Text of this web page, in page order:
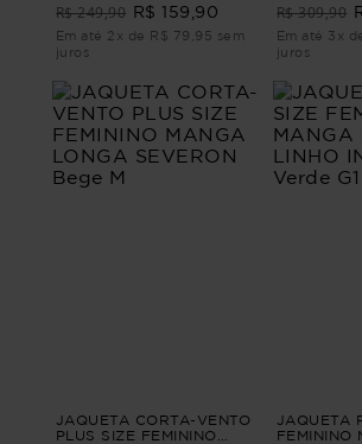
Marrom G - 46
R$ 249,90 R$ 159,90
Em até 2x de R$ 79,95 sem
juros
M
R$ 309,90
Em até 3x
juros
JAQUETA CORTA-VENTO
PLUS SIZE FEMININO
JAQUETA
FEMININO